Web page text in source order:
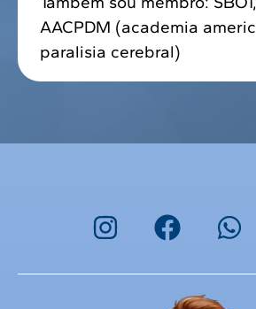
AACPDM (academia
paralisia cerebral)